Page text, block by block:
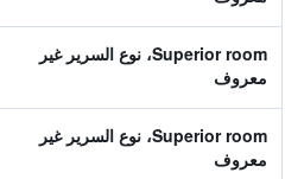
Superior room، نوع السرير غير
معروف
Superior room، نوع السرير غير
معروف